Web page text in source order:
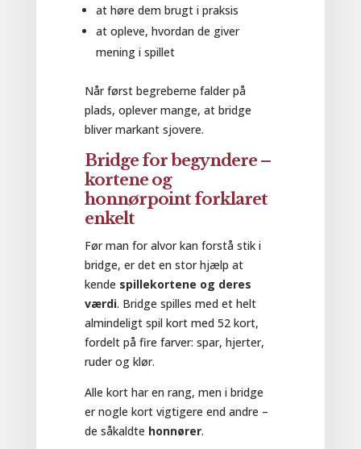
at høre dem brugt i praksis
at opleve, hvordan de giver
mening i spillet
Når først begreberne falder på
plads, oplever mange, at bridge
bliver markant sjovere.
Bridge for begyndere –
kortene og
honnørpoint forklaret
enkelt
Før man for alvor kan forstå stik i
bridge, er det en stor hjælp at
kende spillekortene og deres
værdi. Bridge spilles med et helt
almindeligt spil kort med 52 kort,
fordelt på fire farver: spar, hjerter,
ruder og klør.
Alle kort har en rang, men i bridge
er nogle kort vigtigere end andre –
de såkaldte honnører.